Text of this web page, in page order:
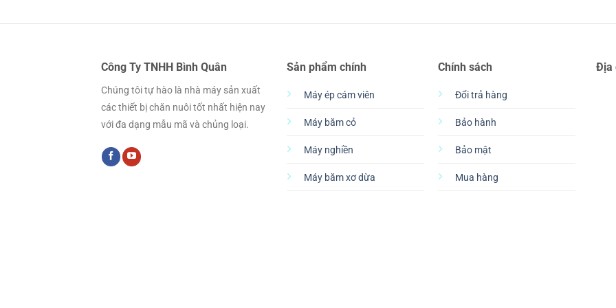
Công Ty TNHH Bình Quân
Chúng tôi tự hào là nhà máy sản xuất
các thiết bị chăn nuôi tốt nhất hiện nay
với đa dạng mẫu mã và chủng loại.
Sản phẩm chính
Máy ép cám viên
Máy băm cỏ
Máy nghiền
Máy băm xơ dừa
Chính sách
Đổi trả hàng
Bảo hành
Bảo mật
Mua hàng
Địa